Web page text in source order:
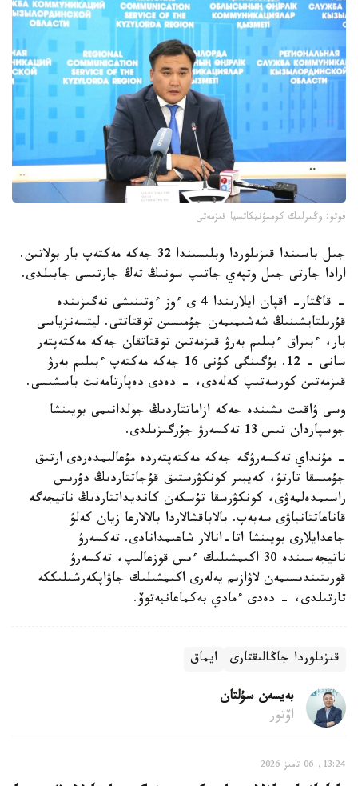
فوتو: وڭىرلىك كوممۋنيكاتسيا قىزمەتى
جىل باسىندا قىزىلوردا وبلىسىندا 32 جەكە مەكتەپ بار بولاتىن.
ارادا جارتى جىل وتپەي جاتىپ سونىڭ تەڭ جارتىسى جابىلدى.
- قاڭتار- اقپان ايلارىندا 4 ى ءوز ءوتىنىشى نەگىزىندە
قۇرىلتايشىنىڭ شەشىمىمەن جۇمىسىن توقتاتتى. ليتسەنزياسى
بار، ءبىراق ءبىلىم بەرۋ قىزمەتىن توقتاتقان جەكە مەكتەپتەر
سانى - 12. بۇگىنگى كۇنى 16 جەكە مەكتەپ ءبىلىم بەرۋ
قىزمەتىن كورسەتىپ كەلەدى، - دەدى دەپارتامەنت باسشىسى.
وسى ۋاقىت ىشىندە جەكە ازاماتتاردىڭ جولدانىمى بويىنشا
جوسپاردان تىس 13 تەكسەرۋ جۇرگىزىلدى.
- مۇنداي تەكسەرۋگە جەكە مەكتەپتەردە مۇعالىمدەردى ارتىق
جۇمىسقا تارتۋ، كەيبىر كونكۋرستىق قۇجاتتاردىڭ دۇرىس
راسىمدەلمەۋى، كونكۋرسقا تۇسكەن كانديداتتاردىڭ ناتيجەگە
قاناعاتتانباۋى سەبەپ. بالاباقشالاردا بالالارعا زيان كەلۋ
جاعدايلارى بويىنشا اتا-انالار شاعىمدانادى. تەكسەرۋ
ناتيجەسىندە 30 اكىمشىلىك ءىس قوزعالىپ، تەكسەرۋ
قورىتىندىسىمەن لاۋازىم يەلەرى اكىمشىلىك جاۋاپكەرشىلىككە
تارتىلدى، - دەدى ءمادي بەكماعانبەتوۆ.
قىزىلوردا جاڭالىقتارى ايماق
بەيسەن سۇلتان
اۆتور
13:24, 06 تامىز 2026